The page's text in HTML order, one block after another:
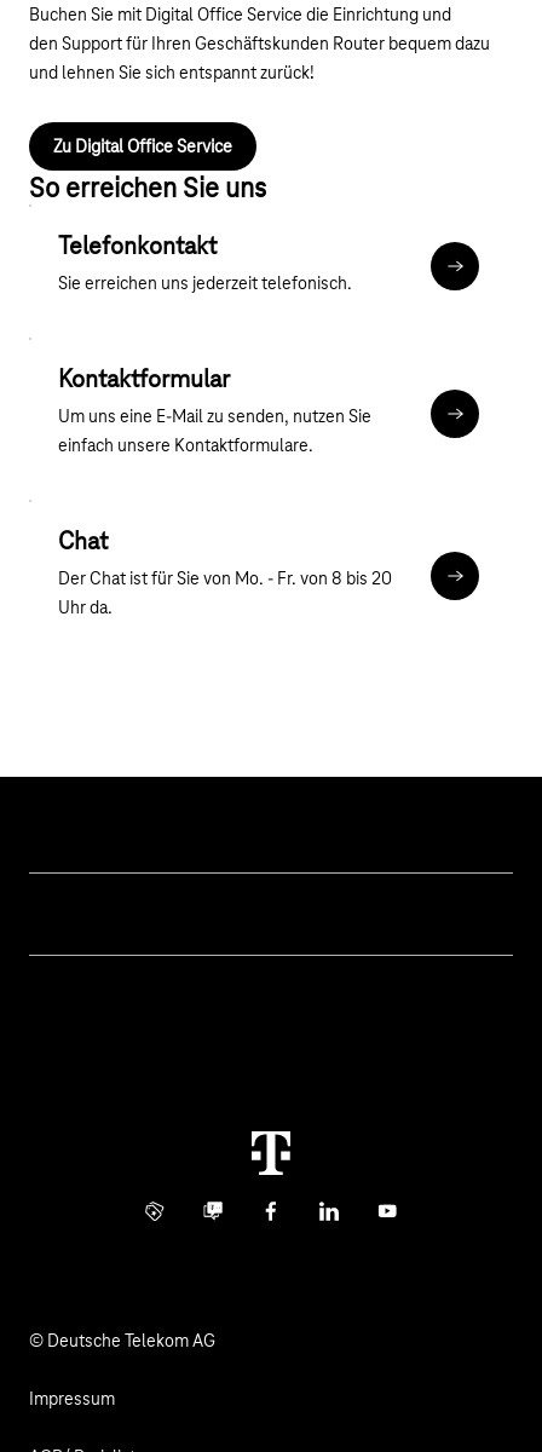
Buchen Sie mit Digital Office Service die Einrichtung und
den Support für Ihren Geschäftskunden Router bequem dazu
und lehnen Sie sich entspannt zurück!
Zu Digital Office Service
So erreichen Sie uns
Telefonkontakt
Sie erreichen uns jederzeit telefonisch. Mehr zum
Kontaktformular
Um uns eine E-Mail zu senden, nutzen Sie
einfach unsere Kontaktformulare.
Chat
Der Chat ist für Sie von Mo. - Fr. von 8 bis 20
Uhr da.
Chat
Info ServiceBusiness Community
FacebookLinkedInYouTube
© Deutsche Telekom AG
Impressum